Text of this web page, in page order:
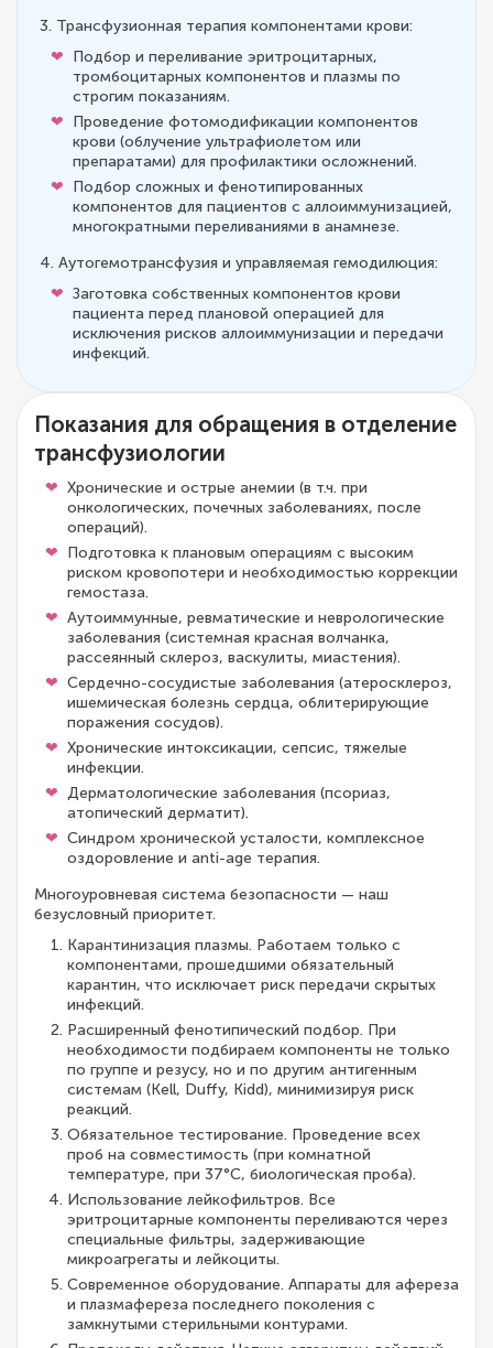
3. Трансфузионная терапия компонентами крови:
Подбор и переливание эритроцитарных,
тромбоцитарных компонентов и плазмы по
строгим показаниям.
Проведение фотомодификации компонентов
крови (облучение ультрафиолетом или
препаратами) для профилактики осложнений.
Подбор сложных и фенотипированных
компонентов для пациентов с аллоиммунизацией,
многократными переливаниями в анамнезе.
4. Аутогемотрансфузия и управляемая гемодилюция:
Заготовка собственных компонентов крови
пациента перед плановой операцией для
исключения рисков аллоиммунизации и передачи
инфекций.
Показания для обращения в отделение
трансфузиологии
Хронические и острые анемии (в т.ч. при
онкологических, почечных заболеваниях, после
операций).
Подготовка к плановым операциям с высоким
риском кровопотери и необходимостью коррекции
гемостаза.
Аутоиммунные, ревматические и неврологические
заболевания (системная красная волчанка,
рассеянный склероз, васкулиты, миастения).
Сердечно-сосудистые заболевания (атеросклероз,
ишемическая болезнь сердца, облитерирующие
поражения сосудов).
Хронические интоксикации, сепсис, тяжелые
инфекции.
Дерматологические заболевания (псориаз,
атопический дерматит).
Синдром хронической усталости, комплексное
оздоровление и anti-age терапия.
Многоуровневая система безопасности — наш
безусловный приоритет.
Карантинизация плазмы. Работаем только с
компонентами, прошедшими обязательный
карантин, что исключает риск передачи скрытых
инфекций.
Расширенный фенотипический подбор. При
необходимости подбираем компоненты не только
по группе и резусу, но и по другим антигенным
системам (Kell, Duffy, Kidd), минимизируя риск
реакций.
Обязательное тестирование. Проведение всех
проб на совместимость (при комнатной
температуре, при 37°C, биологическая проба).
Использование лейкофильтров. Все
эритроцитарные компоненты переливаются через
специальные фильтры, задерживающие
микроагрегаты и лейкоциты.
Современное оборудование. Аппараты для афереза
и плазмафереза последнего поколения с
замкнутыми стерильными контурами.